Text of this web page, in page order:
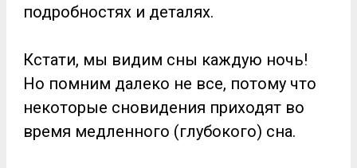
подробностях и деталях.
Кстати, мы видим сны каждую ночь!
Но помним далеко не все, потому что
некоторые сновидения приходят во
время медленного (глубокого) сна.